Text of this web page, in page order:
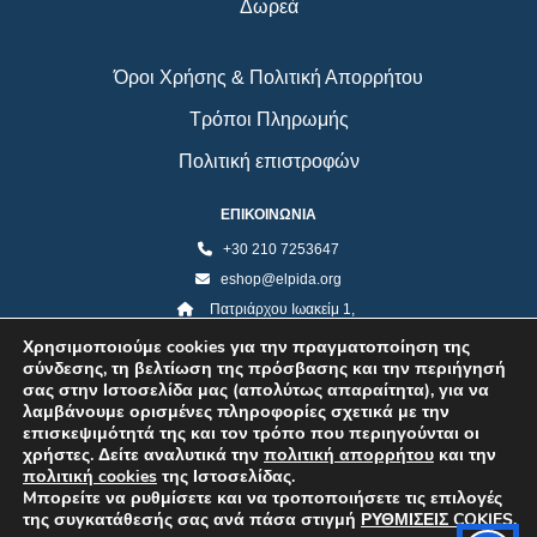
Δωρεά
Όροι Χρήσης & Πολιτική Απορρήτου
Τρόποι Πληρωμής
Πολιτική επιστροφών
ΕΠΙΚΟΙΝΩΝΙΑ
+30 210 7253647
eshop@elpida.org
Πατριάρχου Ιωακείμ 1,
©2026 ELPIDA Association. All rights reserved. Powered by super POP
Χρησιμοποιούμε cookies για την πραγματοποίηση της
σύνδεσης, τη βελτίωση της πρόσβασης και την περιήγησή
σας στην Ιστοσελίδα μας (απολύτως απαραίτητα), για να
λαμβάνουμε ορισμένες πληροφορίες σχετικά με την
επισκεψιμότητά της και τον τρόπο που περιηγούνται οι
χρήστες. Δείτε αναλυτικά την πολιτική απορρήτου και την
πολιτική cookies της Ιστοσελίδας.
Mπορείτε να ρυθμίσετε και να τροποποιήσετε τις επιλογές
της συγκατάθεσής σας ανά πάσα στιγμή ΡΥΘΜΙΣΕΙΣ COKIES.